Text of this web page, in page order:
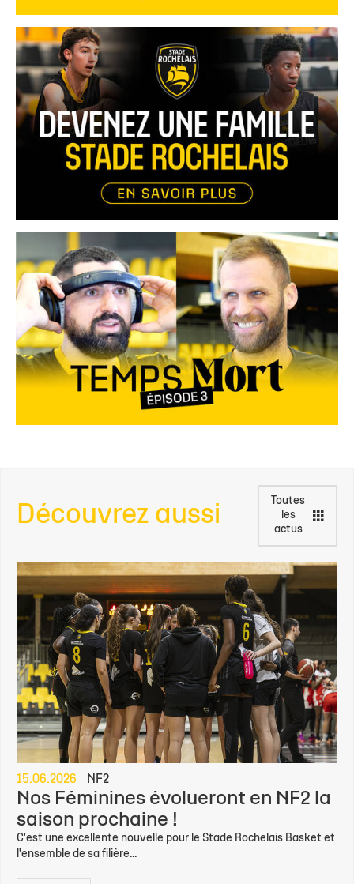
Découvrez aussi
Toutes
les
actus
15.06.2026 NF2
Nos Féminines évolueront en NF2 la
saison prochaine !
C'est une excellente nouvelle pour le Stade Rochelais Basket et
l'ensemble de sa filière...